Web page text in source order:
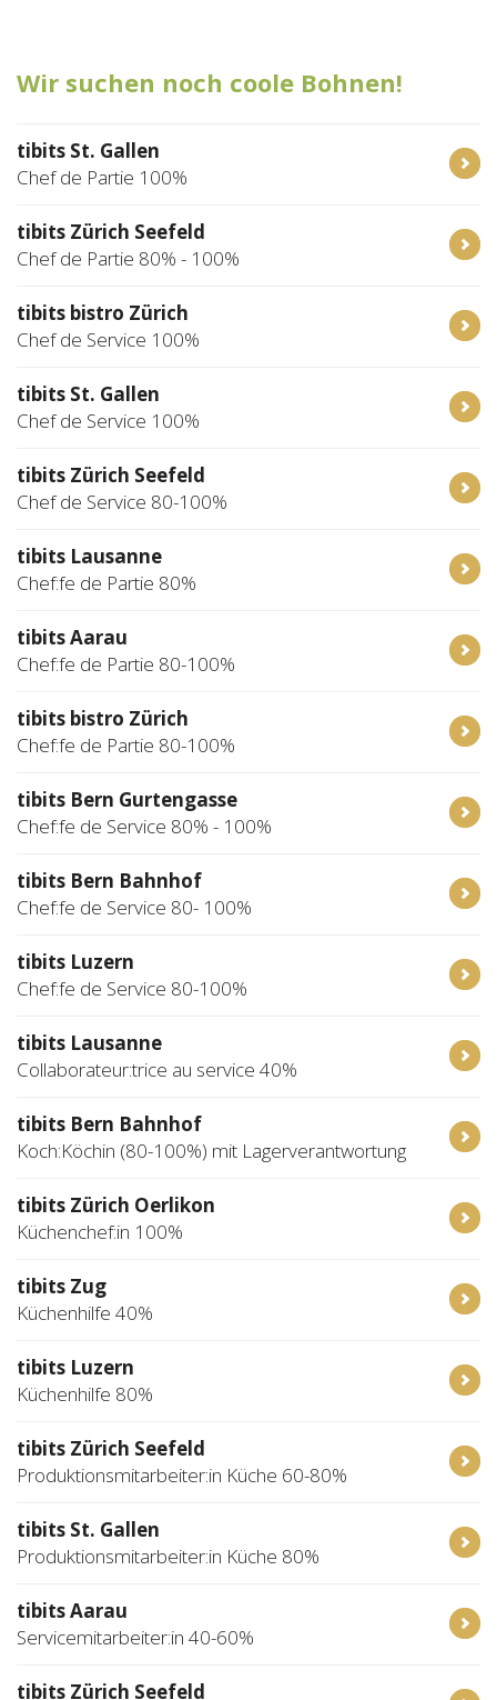
Login
Wir suchen noch coole Bohnen!
tibits St. Gallen
Chef de Partie 100%
tibits Zürich Seefeld
Chef de Partie 80% - 100%
tibits bistro Zürich
Chef de Service 100%
tibits St. Gallen
Chef de Service 100%
tibits Zürich Seefeld
Chef de Service 80-100%
tibits Lausanne
Chef:fe de Partie 80%
tibits Aarau
Chef:fe de Partie 80-100%
tibits bistro Zürich
Chef:fe de Partie 80-100%
tibits Bern Gurtengasse
Chef:fe de Service 80% - 100%
tibits Bern Bahnhof
Chef:fe de Service 80- 100%
tibits Luzern
Chef:fe de Service 80-100%
tibits Lausanne
Collaborateur:trice au service 40%
tibits Bern Bahnhof
Koch:Köchin (80-100%) mit Lagerverantwortung
tibits Zürich Oerlikon
Küchenchef:in 100%
tibits Zug
Küchenhilfe 40%
tibits Luzern
Küchenhilfe 80%
tibits Zürich Seefeld
Produktionsmitarbeiter:in Küche 60-80%
tibits St. Gallen
Produktionsmitarbeiter:in Küche 80%
tibits Aarau
Servicemitarbeiter:in 40-60%
tibits Zürich Seefeld